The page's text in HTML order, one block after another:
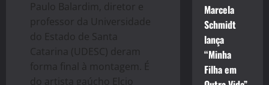
Paulo Balardim, diretor e
professor da Universidade
do Estado de Santa
Catarina (UDESC) deram
forma final à montagem. É
do artista gaúcho Elcio
Marcela
Schmidt
lança
“Minha
Filha em